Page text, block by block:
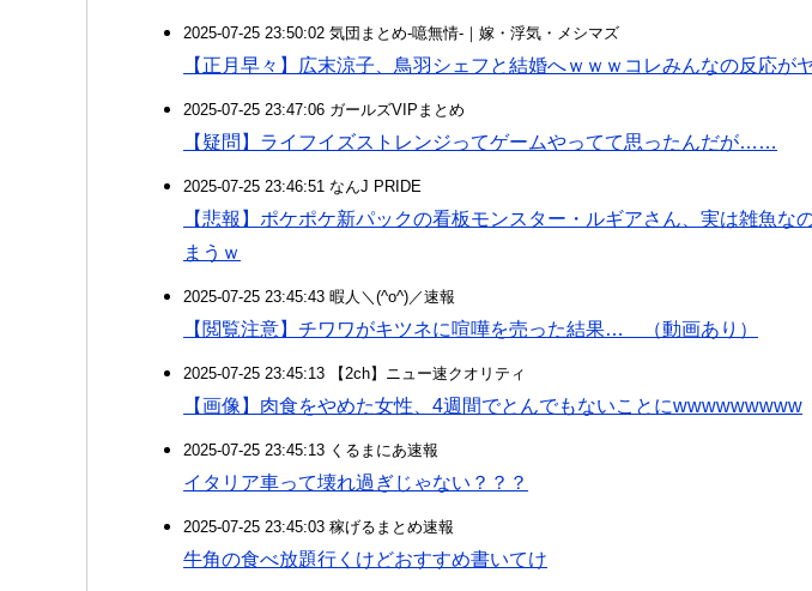
2025-07-25 23:50:02 気団まとめ-噫無情-｜嫁・浮気・メシマズ
【正月早々】広末涼子、鳥羽シェフと結婚へｗｗｗコレみんなの反応が
2025-07-25 23:47:06 ガールズVIPまとめ
【疑問】ライフイズストレンジってゲームやってて思ったんだが……
2025-07-25 23:46:51 なんJ PRIDE
【悲報】ポケポケ新パックの看板モンスター・ルギアさん、実は雑魚な
まうｗ
2025-07-25 23:45:43 暇人＼(^o^)／速報
【閲覧注意】チワワがキツネに喧嘩を売った結果… （動画あり）
2025-07-25 23:45:13 【2ch】ニュー速クオリティ
【画像】肉食をやめた女性、4週間でとんでもないことにwwwwwwwww
2025-07-25 23:45:13 くるまにあ速報
イタリア車って壊れ過ぎじゃない？？？
2025-07-25 23:45:03 稼げるまとめ速報
牛角の食べ放題行くけどおすすめ書いてけ